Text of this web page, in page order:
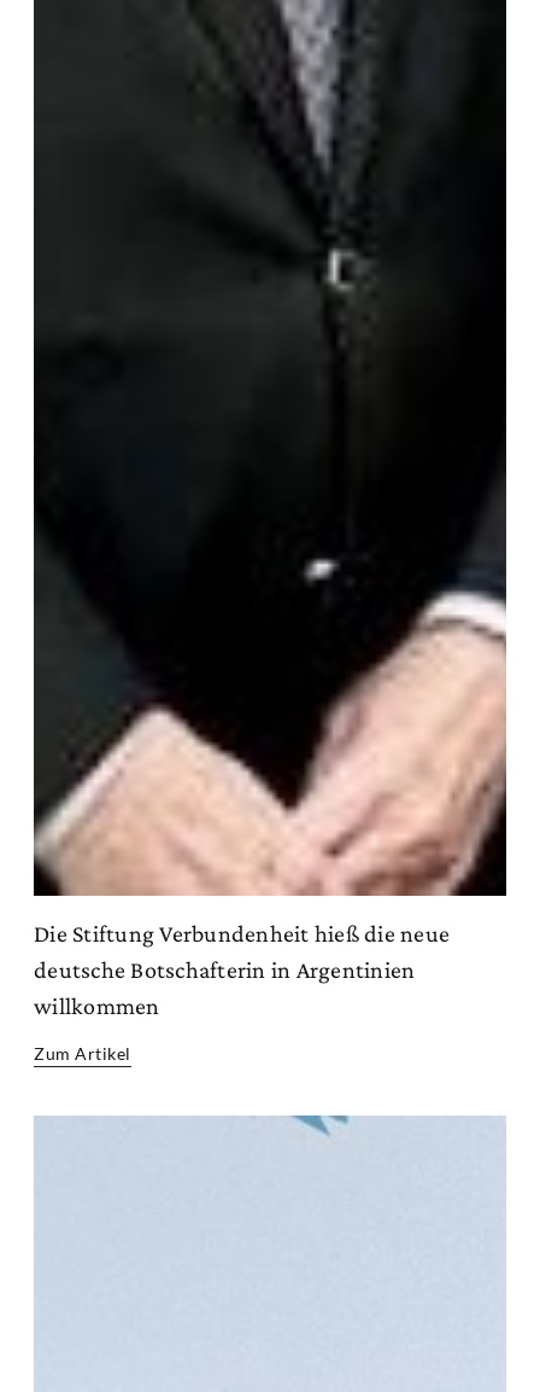
Die Stiftung Verbundenheit hieß die neue
deutsche Botschafterin in Argentinien
willkommen
Zum Artikel